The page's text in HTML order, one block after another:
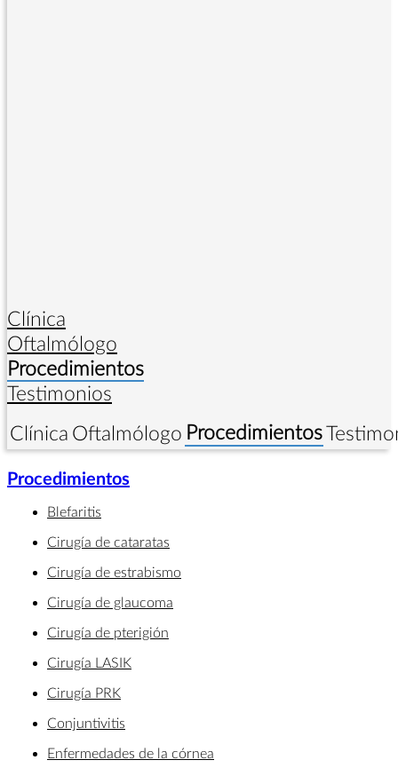
Clínica
Oftalmólogo
Procedimientos
Testimonios
Clínica Oftalmólogo Procedimientos
Procedimientos
Blefaritis
Cirugía de cataratas
Cirugía de estrabismo
Cirugía de glaucoma
Cirugía de pterigión
Cirugía LASIK
Cirugía PRK
Conjuntivitis
Enfermedades de la córnea